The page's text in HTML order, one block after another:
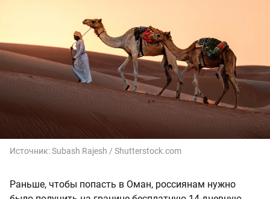
Источник:Subash Rajesh / Shutterstock.com
Раньше, чтобы попасть в Оман, россиянам нужно